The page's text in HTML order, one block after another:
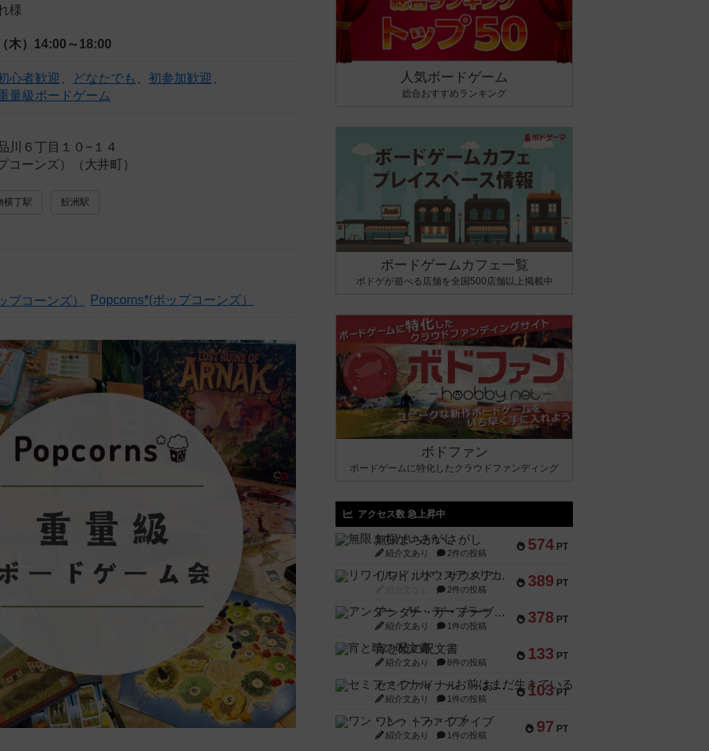
様
木） 14:00～18:00
心者歓迎 どなたでも 初参加歓迎
量級ボードゲーム
川６丁目１０−１４
コーンズ）（大井町）
横丁駅 鮫洲駅
Popcorns*(ポップコーンズ）
人気ボードゲーム
総合おすすめランキング
ボードゲームカフェ一覧
ボドゲが遊べる店舗を全国500店舗以上掲載中
ボドファン
ボードゲームに特化したクラウドファンディング
アクセス数 急上昇中
574 PT
無限まちがいさがし
紹介文あり 2件の投稿
389 PT
リワイルド：サウスアメリカ
2件の投稿
378 PT
アンダー・ザ・テーブラー
紹介文あり 1件の投稿
133 PT
宵と暁の呪文書
紹介文あり 8件の投稿
103 PT
セミファイナル ～お前はまだ生きている～
紹介文あり 1件の投稿
97 PT
ワン・トゥ・ファイブ
紹介文あり 1件の投稿